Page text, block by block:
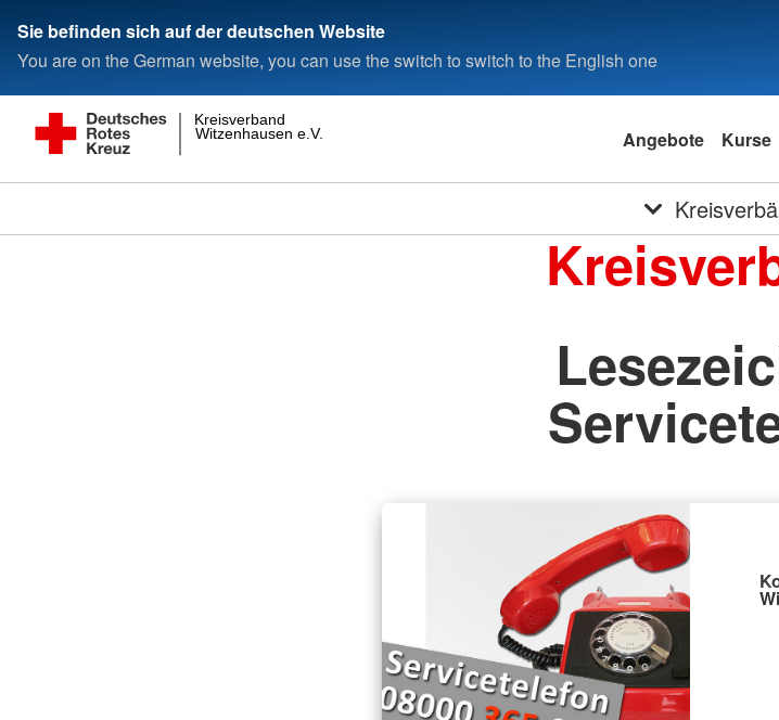
Sie befinden sich auf der deutschen Website
You are on the German website, you can use the switch to switch to the English one
Witzenhausen e.V.
Kreisverband
Angebote Kurse